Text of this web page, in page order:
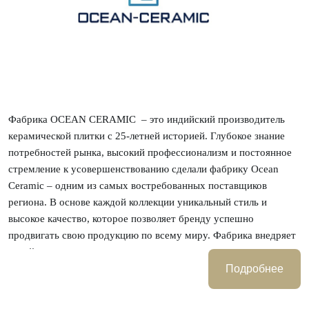
Фабрика OCEAN CERAMIC – это индийский производитель
керамической плитки с 25-летней историей. Глубокое знание
потребностей рынка, высокий профессионализм и постоянное
стремление к усовершенствованию сделали фабрику Ocean
Ceramic – одним из самых востребованных поставщиков
региона. В основе каждой коллекции уникальный стиль и
высокое качество, которое позволяет бренду успешно
продвигать свою продукцию по всему миру. Фабрика внедряет
новейшие технологии в процесс производства, которые
позволяют создавать качественные материалы для внутренней и
Подробнее